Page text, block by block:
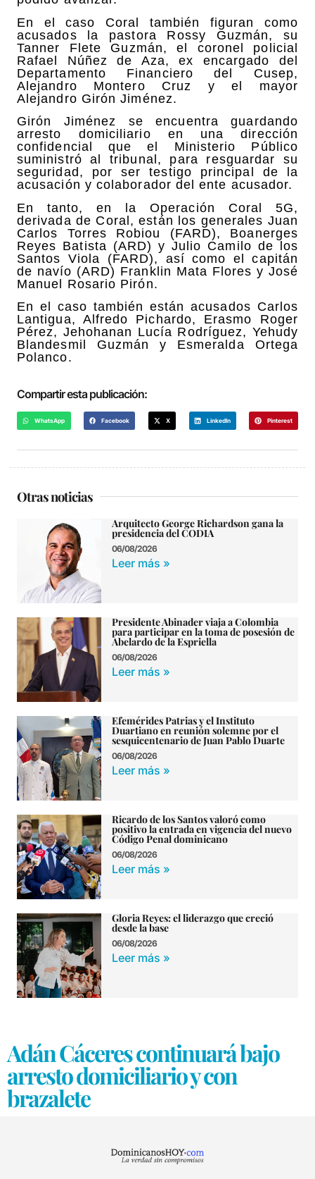
En el caso Coral también figuran como
acusados la pastora Rossy Guzmán, su
Tanner Flete Guzmán, el coronel policial
Rafael Núñez de Aza, ex encargado del
Departamento Financiero del Cusep,
Alejandro Montero Cruz y el mayor
Alejandro Girón Jiménez.
Girón Jiménez se encuentra guardando
arresto domiciliario en una dirección
confidencial que el Ministerio Público
suministró al tribunal, para resguardar su
seguridad, por ser testigo principal de la
acusación y colaborador del ente acusador.
En tanto, en la Operación Coral 5G,
derivada de Coral, están los generales Juan
Carlos Torres Robiou (FARD), Boanerges
Reyes Batista (ARD) y Julio Camilo de los
Santos Viola (FARD), así como el capitán
de navío (ARD) Franklin Mata Flores y José
Manuel Rosario Pirón.
En el caso también están acusados Carlos
Lantigua, Alfredo Pichardo, Erasmo Roger
Pérez, Jehohanan Lucía Rodríguez, Yehudy
Blandesmil Guzmán y Esmeralda Ortega
Polanco.
Compartir esta publicación:
WhatsApp Facebook X LinkedIn Pinterest
Otras noticias
Arquitecto George Richardson gana la
presidencia del CODIA
06/08/2026
Leer más »
Presidente Abinader viaja a Colombia
para participar en la toma de posesión de
Abelardo de la Espriella
06/08/2026
Leer más »
Efemérides Patrias y el Instituto
Duartiano en reunión solemne por el
sesquicentenario de Juan Pablo Duarte
06/08/2026
Leer más »
Ricardo de los Santos valoró como
positivo la entrada en vigencia del nuevo
Código Penal dominicano
06/08/2026
Leer más »
Gloria Reyes: el liderazgo que creció
desde la base
06/08/2026
Leer más »
Adán Cáceres continuará bajo
arresto domiciliario y con
brazalete